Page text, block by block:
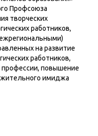
Профсоюза
творческих
работников,
на развитие
работников,
профессии, повышение
имиджа